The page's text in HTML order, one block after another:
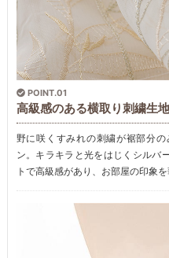
POINT.01
高級感のある横取り刺繍生地
野に咲くすみれの刺繍が裾部分
ン。キラキラと光をはじくシルバ
トで高級感があり、お部屋の印象